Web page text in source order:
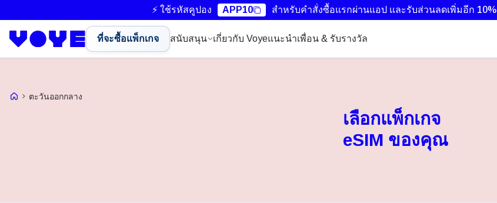
⚡ ใช้รหัสคูปอง APP10 สำหรับคำสั่งซื้อแรกผ่านแอป และรับส่วนลดเพิ่มอีก 10%
ที่จะซื้อแพ็กเกจ สนับสนุน เกี่ยวกับ Voyeแนะนำเพื่อน & รับรางวัล
หน้าแรก Voye
ตะวันออกกลาง
เลือกแพ็กเกจ
eSIM ของคุณ